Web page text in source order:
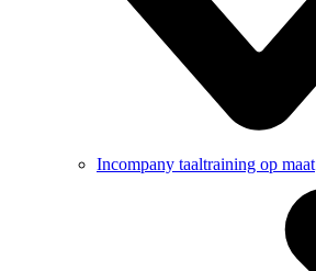
Incompany taaltraining op maat